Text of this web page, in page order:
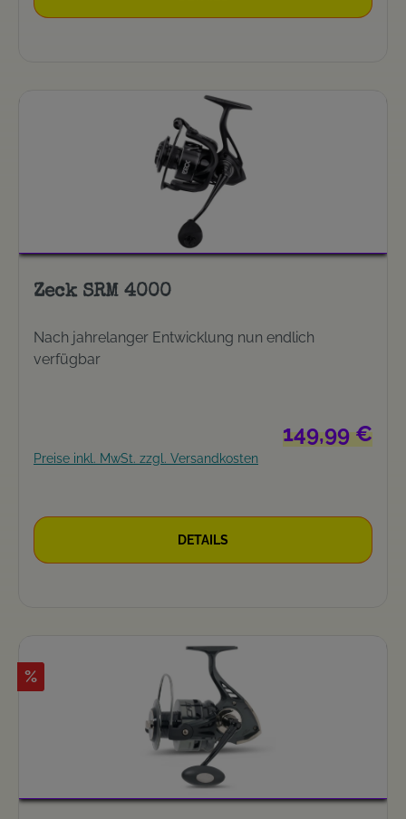
Zeck SRM 4000
Nach jahrelanger Entwicklung nun endlich
verfügbar
Regulärer Preis:
149,99 €
Preise inkl. MwSt. zzgl. Versandkosten
DETAILS
%